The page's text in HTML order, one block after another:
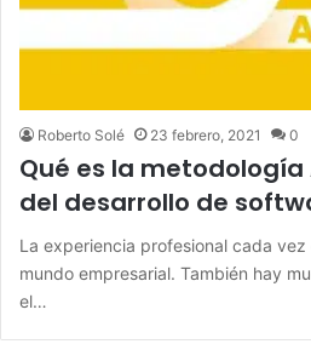
Roberto Solé 23 febrero, 2021 0
Qué es la
del desarrollo de
La experiencia profesional cada
mundo empresarial. También hay
el…